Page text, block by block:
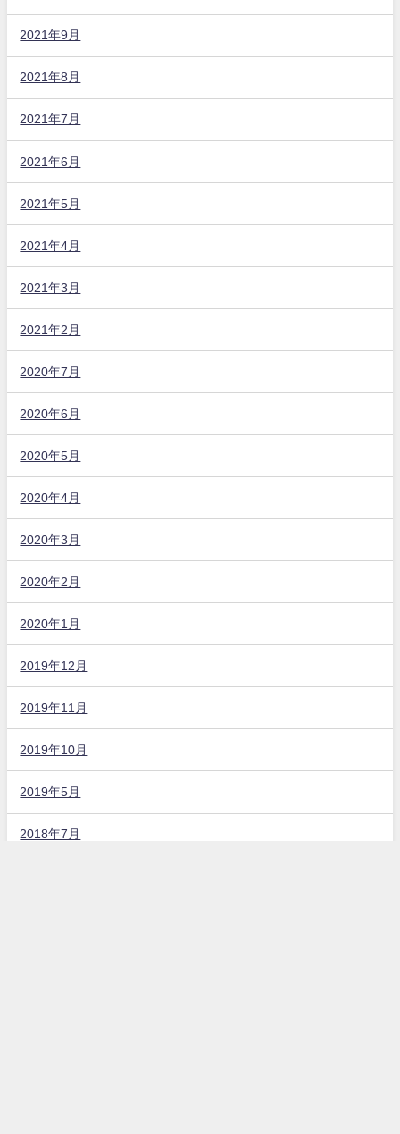
2021年9月
2021年8月
2021年7月
2021年6月
2021年5月
2021年4月
2021年3月
2021年2月
2020年7月
2020年6月
2020年5月
2020年4月
2020年3月
2020年2月
2020年1月
2019年12月
2019年11月
2019年10月
2019年5月
2018年7月